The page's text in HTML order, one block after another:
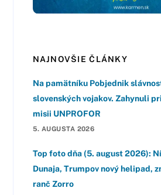
NAJNOVŠIE ČLÁNKY
Na pamätníku Pobjednik
slovenských vojakov. Zahynuli
misii UNPROFOR
5. AUGUSTA 2026
Top foto dňa (5. august 2026):
Dunaja, Trumpov nový helipad,
ranč Zorro